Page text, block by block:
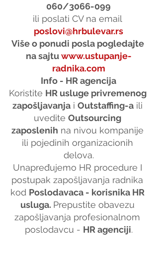
060/3066-099
ili poslati CV na email
poslovi@hrbulevar.rs
Više o ponudi posla pogledajte
na sajtu www.ustupanje-
radnika.com
Info - HR agencija
Koristite HR usluge privremenog
zapošljavanja i Outstaffing-a ili
uvedite Outsourcing
zaposlenih na nivou kompanije
ili pojedinih organizacionih
delova.
Unapređujemo HR procedure I
postupak zapošljavanja radnika
kod Poslodavaca - korisnika HR
usluga. Prepustite obavezu
zapošljavanja profesionalnom
poslodavcu - HR agenciji.